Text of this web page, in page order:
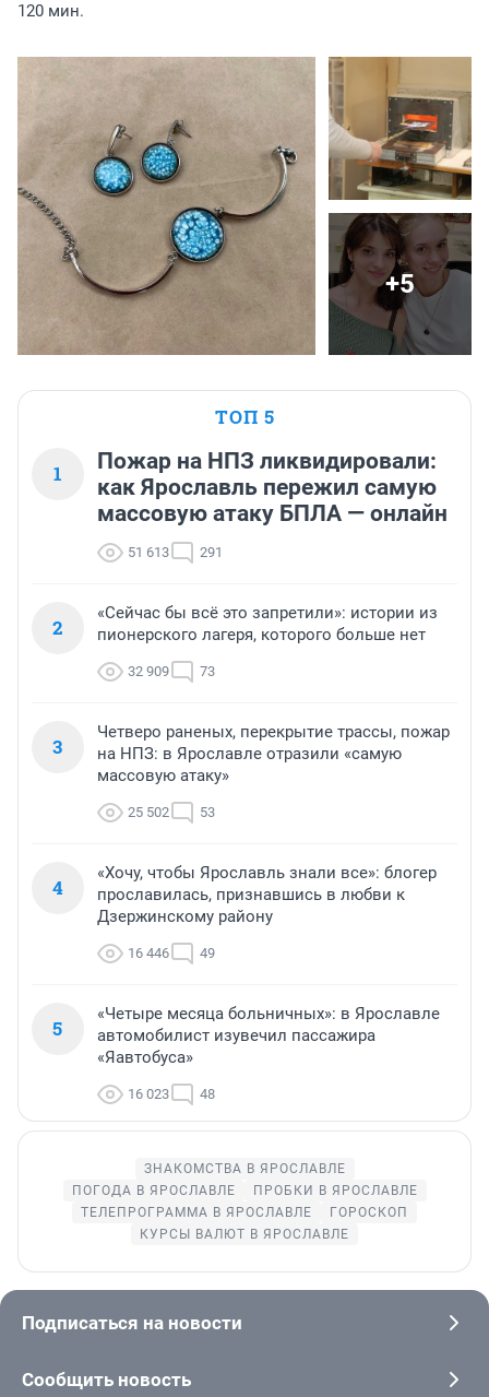
120 мин.
+5
ТОП 5
1
Пожар на НПЗ ликвидировали:
как Ярославль пережил самую
массовую атаку БПЛА — онлайн
51 613 291
2
«Сейчас бы всё это запретили»: истории из
пионерского лагеря, которого больше нет
32 909 73
3
Четверо раненых, перекрытие трассы, пожар
на НПЗ: в Ярославле отразили «самую
массовую атаку»
25 502 53
4
«Хочу, чтобы Ярославль знали все»: блогер
прославилась, признавшись в любви к
Дзержинскому району
16 446 49
5
«Четыре месяца больничных»: в Ярославле
автомобилист изувечил пассажира
«Яавтобуса»
16 023 48
ЗНАКОМСТВА В ЯРОСЛАВЛЕ
ПОГОДА В ЯРОСЛАВЛЕ
ПРОБКИ В ЯРОСЛАВЛЕ
ТЕЛЕПРОГРАММА В ЯРОСЛАВЛЕ
ГОРОСКОП
КУРСЫ ВАЛЮТ В ЯРОСЛАВЛЕ
Подписаться на новости
Сообщить новость